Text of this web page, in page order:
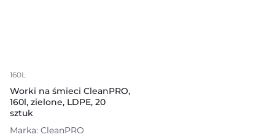
160L
Worki na śmieci CleanPRO,
160l, zielone, LDPE, 20
sztuk
Marka: CleanPRO